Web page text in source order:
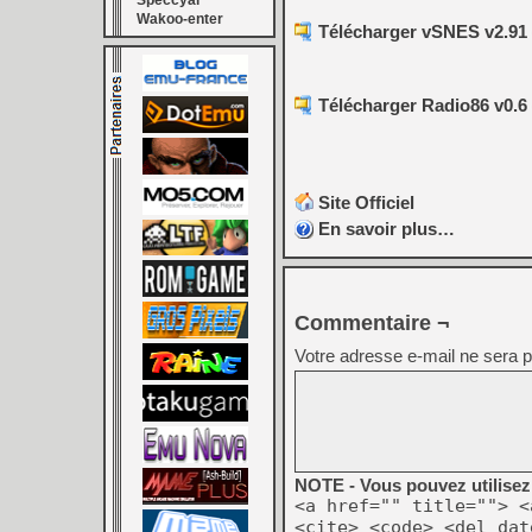
Wakoo-enter
Télécharger vSNES v2.91
Télécharger Radio86 v0.6
Site Officiel
En savoir plus…
Commentaire ¬
Votre adresse e-mail ne sera
NOTE - Vous pouvez
<a href="" title="">
<cite> <code> <del